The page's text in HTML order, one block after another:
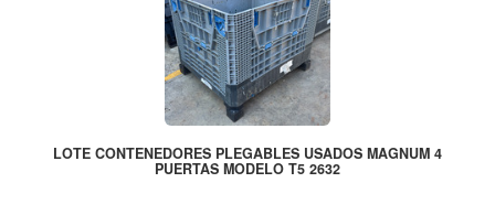
LOTE CONTENEDORES PLEGABLES USADOS MAGNUM 4
PUERTAS MODELO T5 2632